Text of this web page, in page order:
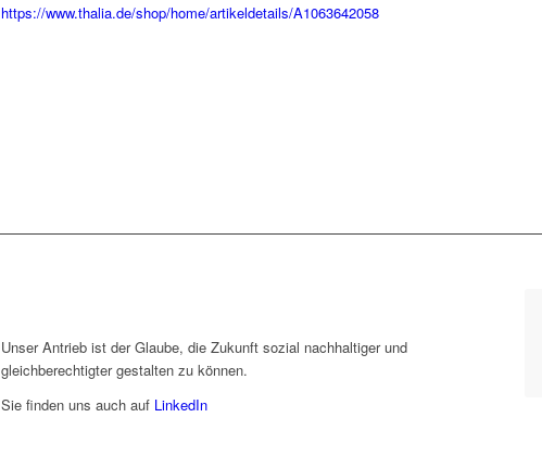
https://www.thalia.de/shop/home/artikeldetails/A1063642058
Unser Antrieb ist der Glaube, die Zukunft sozial nachhaltiger und
gleichberechtigter gestalten zu können.
Sie finden uns auch auf LinkedIn